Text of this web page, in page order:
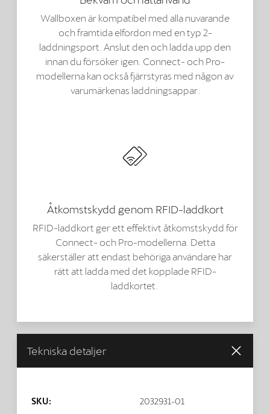
Wallboxen är kompatibel med alla nuvarande
och framtida elfordon med en typ 2-
laddningsport. Anslut den och ladda upp den
innan du försöker igen. Connect- och Pro-
modellerna kan också fjärrstyras med någon av
varumärkenas laddningsappar.
Åtkomstskydd genom RFID-laddkort
RFID-laddkort ger ett effektivt åtkomstskydd för
Connect- och Pro-modellerna. Detta
säkerställer att endast behöriga användare har
rätt att ladda med det kopplade RFID-
laddkortet.
Tekniska detaljer
SKU: 2032931-01